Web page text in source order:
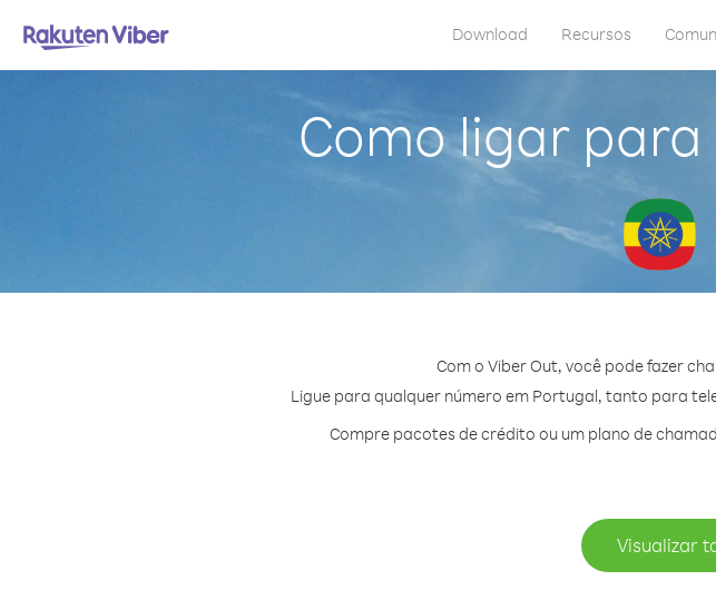
Download Recursos
Como ligar
Com o Viber Out, você pode fazer
Ligue para qualquer número em Portugal, tanto para
Compre pacotes de crédito ou um plano de
Visualizar